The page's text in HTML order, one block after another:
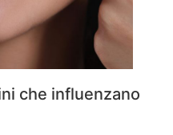
che influenzano